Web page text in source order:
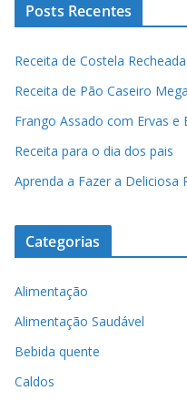
Posts Recentes
Receita de Costela
Receita de Pão Caseiro Mega
Frango Assado com Ervas e
Receita para o dia dos pais
Aprenda a Fazer a Deliciosa
Categorias
Alimentação
Alimentação Saudável
Bebida quente
Caldos